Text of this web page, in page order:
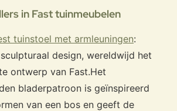
in Fast tuinmeubelen
tuinstoel met armleuningen:
design, wereldwijd het
ontwerp van Fast.Het
bladerpatroon is geïnspireerd
van een bos en geeft de